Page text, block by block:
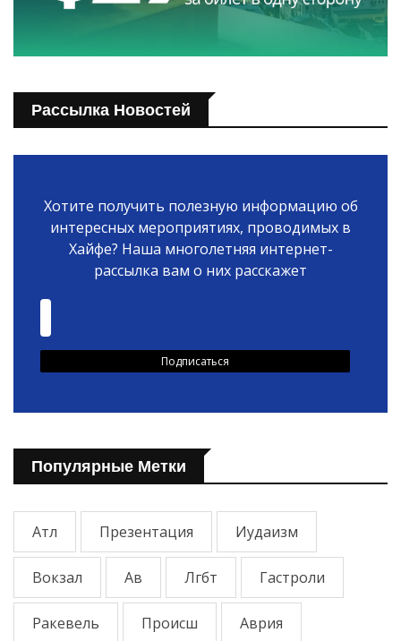
Рассылка Новостей
Хотите получить полезную информацию об
интересных мероприятиях, проводимых в
Хайфе? Наша многолетняя интернет-
рассылка вам о них расскажет
Популярные Метки
Атл Презентация Иудаизм
Вокзал Ав Лгбт Гастроли
Ракевель Происш Аврия